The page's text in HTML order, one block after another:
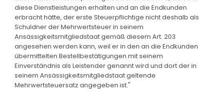
diese Dienstleistungen erhalten und an die Endkunden
erbracht hätte, der erste Steuerpflichtige nicht deshalb als
Schuldner der Mehrwertsteuer in seinem
Ansässigkeitsmitgliedstaat gemäß diesem Art. 203
angesehen werden kann, weil er in den an die Endkunden
übermittelten Bestellbestätigungen mit seinem
Einverständnis als Leistender genannt wird und dort der in
seinem Ansässigkeitsmitgliedstaat geltende
Mehrwertsteuersatz angegeben ist."